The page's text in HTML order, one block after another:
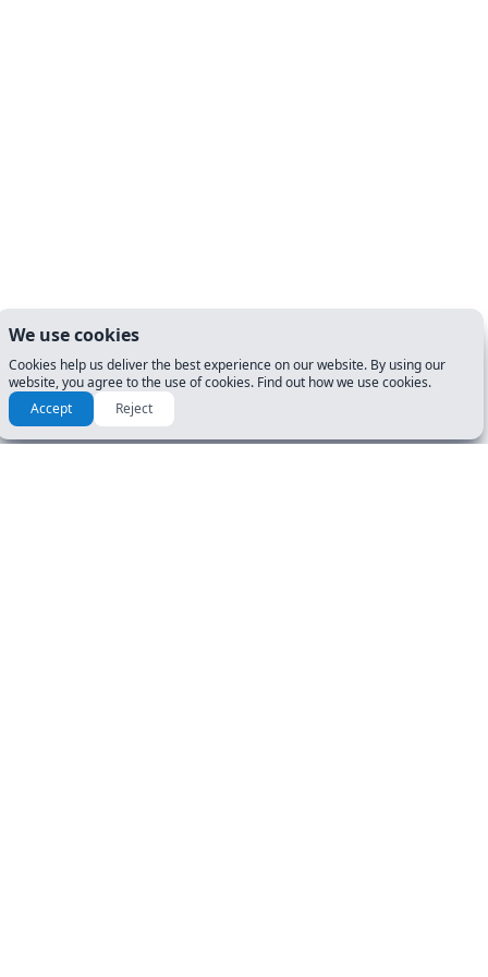
We use cookies
Cookies help us deliver the best experience on our website. By using our
website, you agree to the use of cookies. Find out how we use cookies.
Accept
Reject